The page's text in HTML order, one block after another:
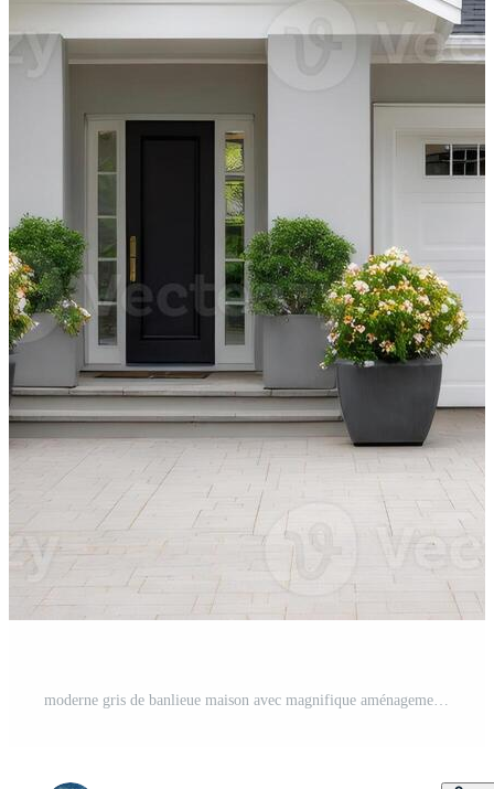
moderne gris de banlieue maison avec magnifique aménagement paysager et allée Photo Pro